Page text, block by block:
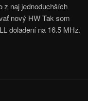
z naj jednoduchších
nový HW Tak som
doladení na 16.5 MHz.